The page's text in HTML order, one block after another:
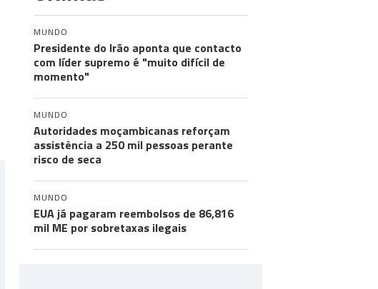
MUNDO
Presidente do Irão aponta que contacto
com líder supremo é "muito difícil de
momento"
MUNDO
Autoridades moçambicanas reforçam
assistência a 250 mil pessoas perante
risco de seca
MUNDO
EUA já pagaram reembolsos de 86,816
mil ME por sobretaxas ilegais